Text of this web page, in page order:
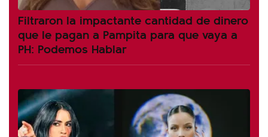
Filtraron la impactante cantidad de dinero
que le pagan a Pampita para que vaya a
PH: Podemos Hablar